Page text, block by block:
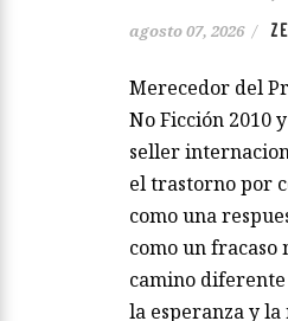
agosto 07, 2026 /
Merecedor del
No Ficción 2010
seller
el trastorno por
como una
como un fracaso
camino
la esperanza y